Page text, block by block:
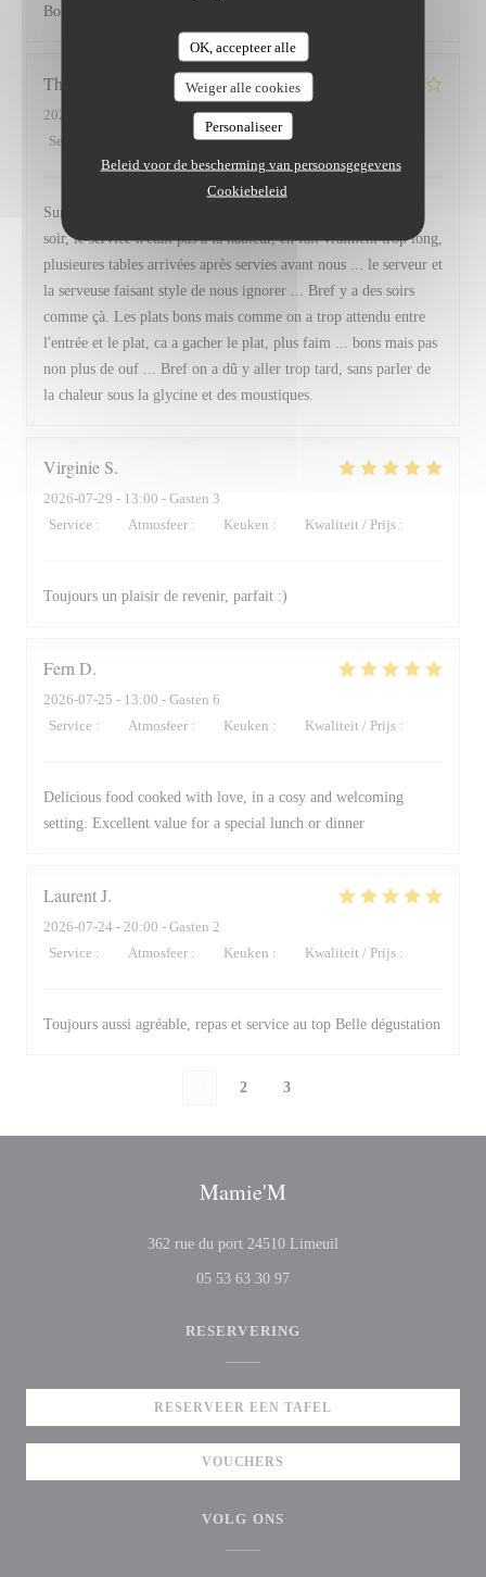
OK, accepteer alle
Weiger alle cookies
Personaliseer
Beleid voor de bescherming van persoonsgegevens
Cookiebeleid
Bon acceuil, repas délicieux
Thierry
2026-07-28
- 20:30 - Gasten 4
Service
: 2/5 Keuken: 3/5
Sur le papier ca peut paraitre bien, du fait maison mais tard le
soir, le service n'était pas à la hauteur, en fait vraiment trop long,
plusieures tables arrivées après servies avant nous ... le serveur et
la serveuse faisant style de nous ignorer ... Bref y a des soirs
comme çà. Les plats bons mais comme on a trop attendu entre
l'entrée et le plat, ca a gacher le plat, plus faim ... bons mais pas
non plus de ouf ... Bref on a dû y aller trop tard, sans parler de
la chaleur sous la glycine et des moustiques.
Virginie S
2026-07-29 - 13:00 - Gasten 3
Service : Atmosfeer : Keuken : Kwaliteit / Prijs :
Toujours un plaisir de revenir, parfait :)
Fern D
2026-07-25 - 13:00 - Gasten 6
Service : Atmosfeer : Keuken : Kwaliteit / Prijs :
Delicious food cooked with love, in a cosy and welcoming
setting. Excellent value for a special lunch or dinner
LaurentJ
2026-07-24 - 20:00 - Gasten 2
Service : Atmosfeer : Keuken : Kwaliteit / Prijs :
Toujours aussi agréable, repas et service au top Belle dégustation
2 3
Mamie'M
362 rue du port 24510 Limeuil
05 53 63 30 97
RESERVERING
RESERVEER EEN TAFEL
VOUCHERS
VOLG ONS